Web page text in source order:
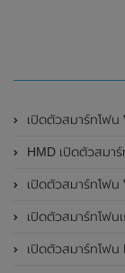
เปิดตัวสมาร์ทโฟน Vivo Y300 Pro อย่างเป็นท
HMD เปิดตัวสมาร์ทโฟน
เปิดตัวสมาร์ทโฟน
เปิดตัวสมาร์ทโฟนเกมมิ่ง
เปิดตัวสมาร์ทโฟน